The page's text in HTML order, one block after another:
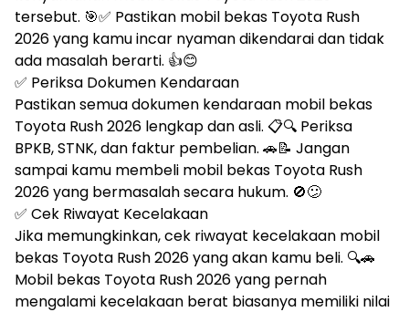
tersebut. 🎯✅ Pastikan mobil bekas Toyota Rush
2026 yang kamu incar nyaman dikendarai dan tidak
ada masalah berarti. 👍😊
✅ Periksa Dokumen Kendaraan
Pastikan semua dokumen kendaraan mobil bekas
Toyota Rush 2026 lengkap dan asli. 📋🔍 Periksa
BPKB, STNK, dan faktur pembelian. 🚗📝 Jangan
sampai kamu membeli mobil bekas Toyota Rush
2026 yang bermasalah secara hukum. 🚫😕
✅ Cek Riwayat Kecelakaan
Jika memungkinkan, cek riwayat kecelakaan mobil
bekas Toyota Rush 2026 yang akan kamu beli. 🔍🚗
Mobil bekas Toyota Rush 2026 yang pernah
mengalami kecelakaan berat biasanya memiliki nilai